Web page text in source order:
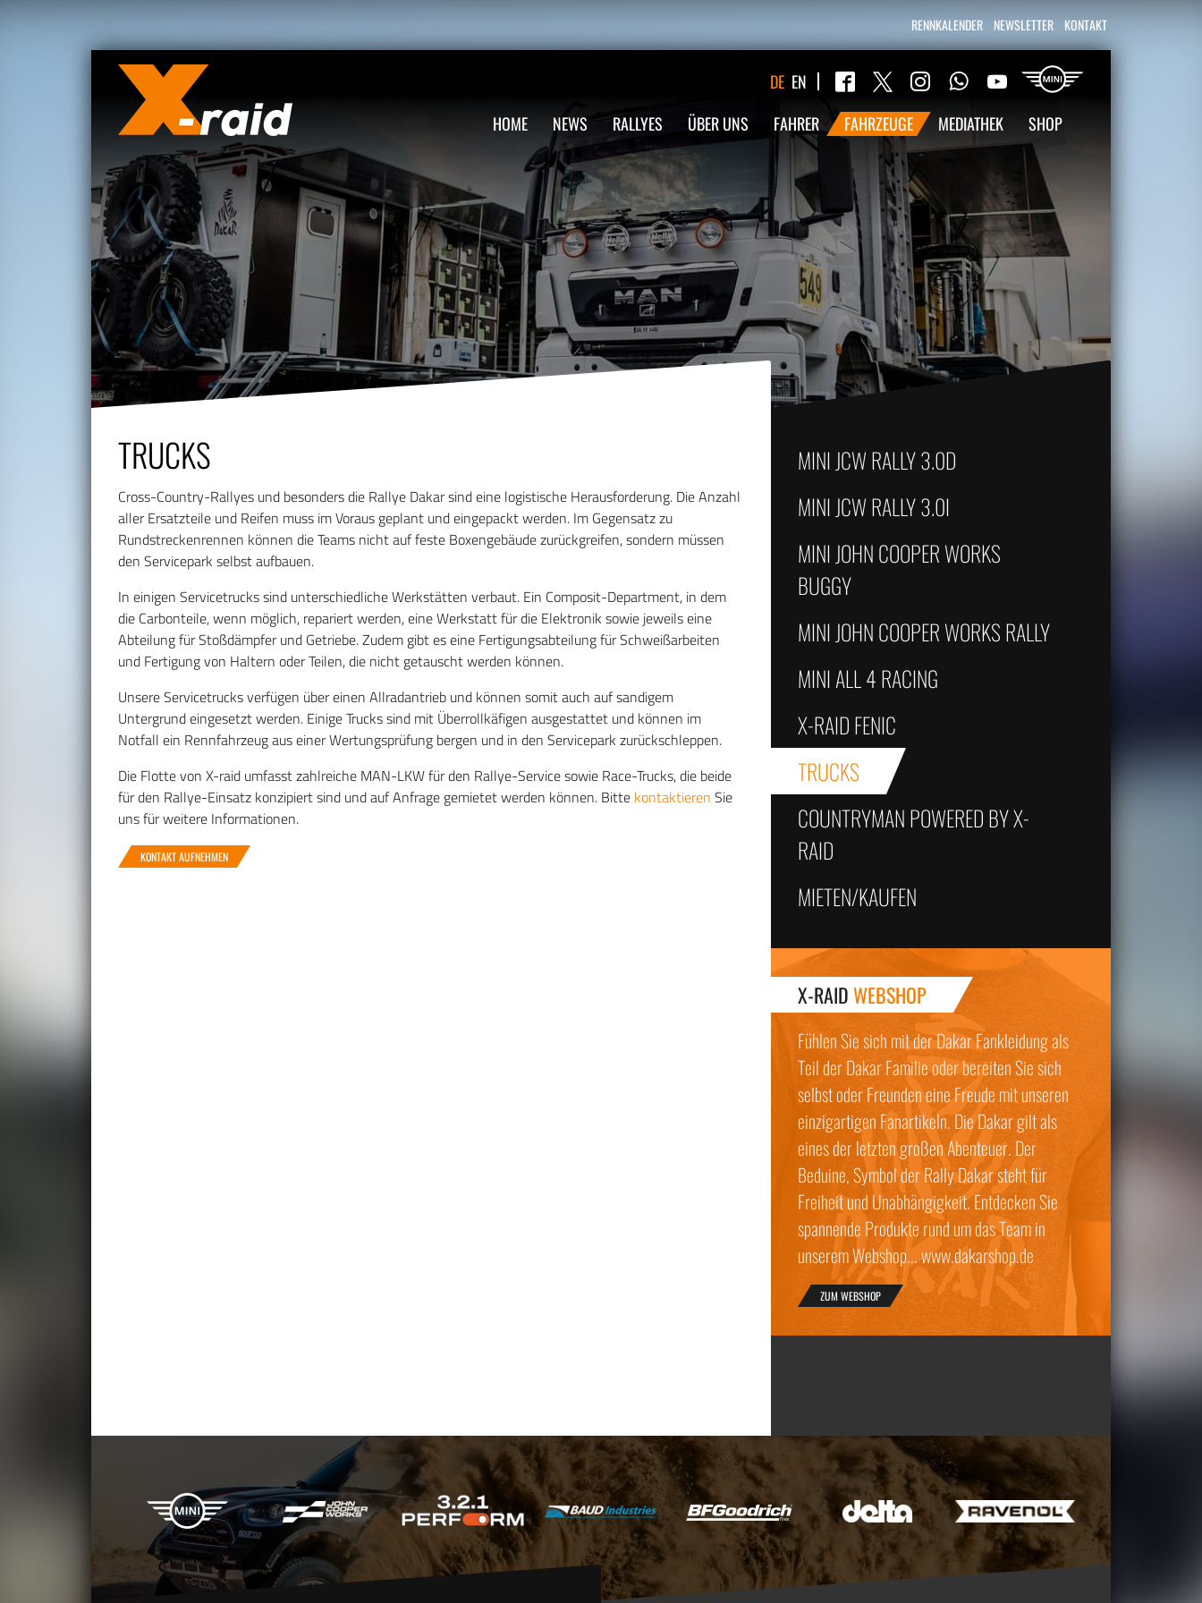
RENNKALENDER NEWSLETTER KONTAKT
HOME NEWS RALLYES ÜBER UNS FAHRER FAHRZEUGE MEDIATHEK SHOP
DE EN Facebook
Twitter Instagram
WhatsApp YouTube
TRUCKS
Cross-Country-Rallyes und besonders die Rallye Dakar sind eine logistische Herausforderung. Die Anzahl
aller Ersatzteile und Reifen muss im Voraus geplant und eingepackt werden. Im Gegensatz zu
Rundstreckenrennen können die Teams nicht auf feste Boxengebäude zurückgreifen, sondern müssen
den Servicepark selbst aufbauen.
In einigen Servicetrucks sind unterschiedliche Werkstätten verbaut. Ein Composit-Department, in dem
die Carbonteile, wenn möglich, repariert werden, eine Werkstatt für die Elektronik sowie jeweils eine
Abteilung für Stoßdämpfer und Getriebe. Zudem gibt es eine Fertigungsabteilung für Schweißarbeiten
und Fertigung von Haltern oder Teilen, die nicht getauscht werden können.
Unsere Servicetrucks verfügen über einen Allradantrieb und können somit auch auf sandigem
Untergrund eingesetzt werden. Einige Trucks sind mit Überrollkäfigen ausgestattet und können im
Notfall ein Rennfahrzeug aus einer Wertungsprüfung bergen und in den Servicepark zurückschleppen.
Die Flotte von X-raid umfasst zahlreiche MAN-LKW für den Rallye-Service sowie Race-Trucks, die beide
für den Rallye-Einsatz konzipiert sind und auf Anfrage gemietet werden können. Bitte kontaktieren Sie
uns für weitere Informationen.
KONTAKT AUFNEHMEN
MINI JCW RALLY 3.0D
MINI JCW RALLY 3.0I
MINI JOHN COOPER WORKS
BUGGY
MINI JOHN COOPER WORKS RALLY
MINI ALL 4 RACING
X-RAID FENIC
TRUCKS
COUNTRYMAN POWERED BY X-
RAID
MIETEN/KAUFEN
X-RAIDWEBSHOP
Fühlen Sie sich mit der Dakar Fankleidung als
Teil der Dakar Familie oder bereiten Sie sich
selbst oder Freunden eine Freude mit unseren
einzigartigen Fanartikeln. Die Dakar gilt als
eines der letzten großen Abenteuer. Der
Beduine, Symbol der Rally Dakar steht für
Freiheit und Unabhängigkeit. Entdecken Sie
spannende Produkte rund um das Team in
unserem Webshop... www.dakarshop.de
ZUM WEBSHOP
X-raid Partner